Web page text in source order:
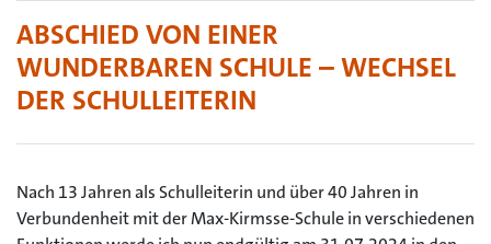
ABSCHIED VON EINER
WUNDERBAREN SCHULE – WECHSEL
DER SCHULLEITERIN
Nach 13 Jahren als Schulleiterin und über 40 Jahren in
Verbundenheit mit der Max-Kirmsse-Schule in verschiedenen